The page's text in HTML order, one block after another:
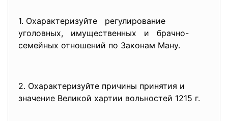
1. Охарактеризуйте регулирование
уголовных, имущественных и брачно-
семейных отношений по Законам Ману.
2. Охарактеризуйте причины принятия и
значение Великой хартии вольностей 1215 г.